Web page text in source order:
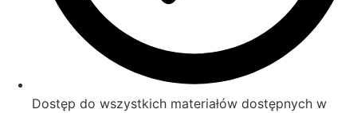
Dostęp do wszystkich materiałów dostępnych w